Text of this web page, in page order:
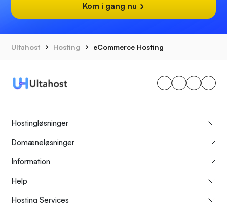
Kom i gang nu
Ultahost Hosting eCommerce Hosting
Hostingløsninger
Domæneløsninger
Information
Help
Hosting Services